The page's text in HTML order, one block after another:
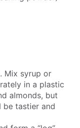
Mix syrup or
in a plastic
almonds, but
be tastier and